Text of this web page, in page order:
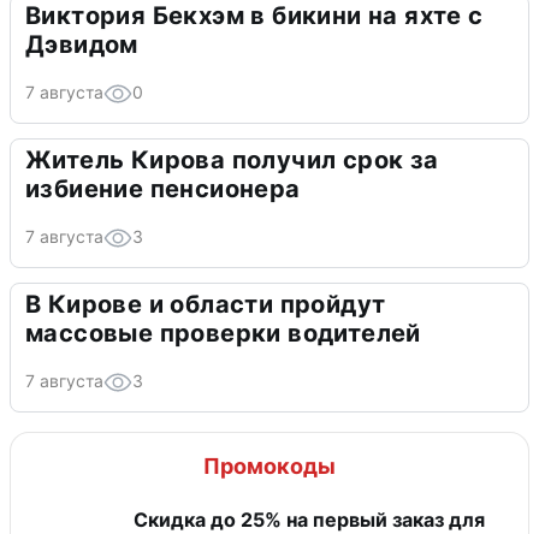
Виктория Бекхэм в бикини на яхте с
Дэвидом
7 августа 0
Житель Кирова получил срок за
избиение пенсионера
7 августа 3
В Кирове и области пройдут
массовые проверки водителей
7 августа 3
Промокоды
Скидка до 25% на первый заказ для